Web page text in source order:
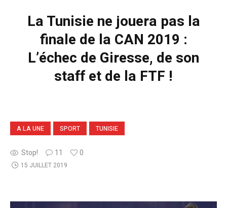
La Tunisie ne jouera pas la
finale de la CAN 2019 :
L’échec de Giresse, de son
staff et de la FTF !
A LA UNE SPORT TUNISIE
Stop! 11 0
15 JUILLET 2019